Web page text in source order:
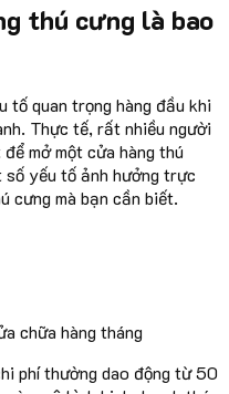
thú cưng là bao
tố quan trọng hàng đầu khi
Thực tế, rất nhiều người
mở một cửa hàng thú
yếu tố ảnh hưởng trực
cưng mà bạn cần biết.
chữa hàng tháng
phí thường dao động từ 50